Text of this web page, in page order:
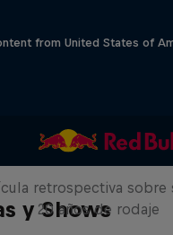
from United States of
y Shows
Under Black
retrospectiva sobre
20 años de rodaje